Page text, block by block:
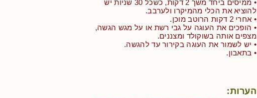
• ממיסים ביחד משך 2 דקות, כשכל 30 שניות יש
להוציא את הכלי מהמיקרו ולערבב.
• אחרי 2 דקות הרוטב מוכן.
• הופכים את העוגה על גבי רשת או על מגש הגשה,
מצפים אותה בשוקולד ומצננים.
• יש לשמור את העוגה בקירור עד להגשה.
• בתאבון.
הערות: